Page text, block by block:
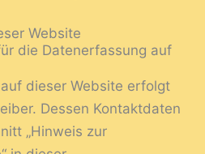
Website
die Datenerfassung auf
dieser Website erfolgt
Dessen Kontaktdaten
„Hinweis zur